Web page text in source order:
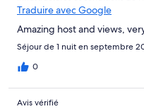
Traduire avec Google
Amazing host and views,
Séjour de 1 nuit en septembre
0
Avis vérifié